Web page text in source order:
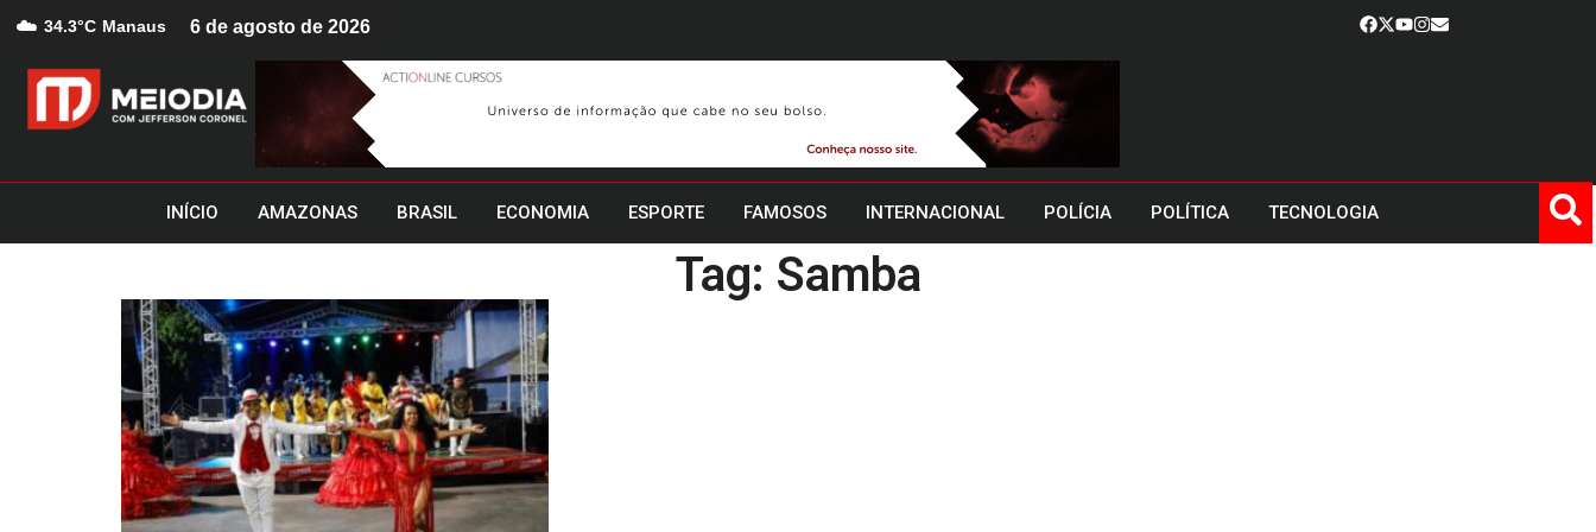
☁️ 34.3°C Manaus 6 de agosto de 2026
INÍCIO AMAZONAS BRASIL ECONOMIA ESPORTE FAMOSOS INTERNACIONAL POLÍCIA POLÍTICA TECNOLOGIA
Tag: Samba